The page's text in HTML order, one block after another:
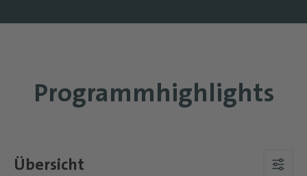
Programmhighlights
Übersicht